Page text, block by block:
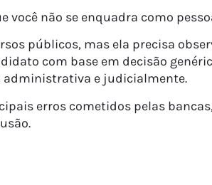
não se enquadra como
públicos, mas ela precisa
com base em decisão
administrativa e judicialmente.
erros cometidos pelas